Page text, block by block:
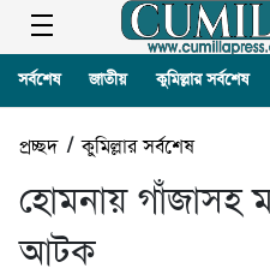
সর্বশেষ জাতীয় কুমিল্লার সর্বশেষ
প্রচ্ছদ/কুমিল্লার সর্বশেষ
হোমনায় গাঁজাসহ
আটক